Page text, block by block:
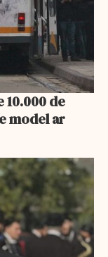
model ar